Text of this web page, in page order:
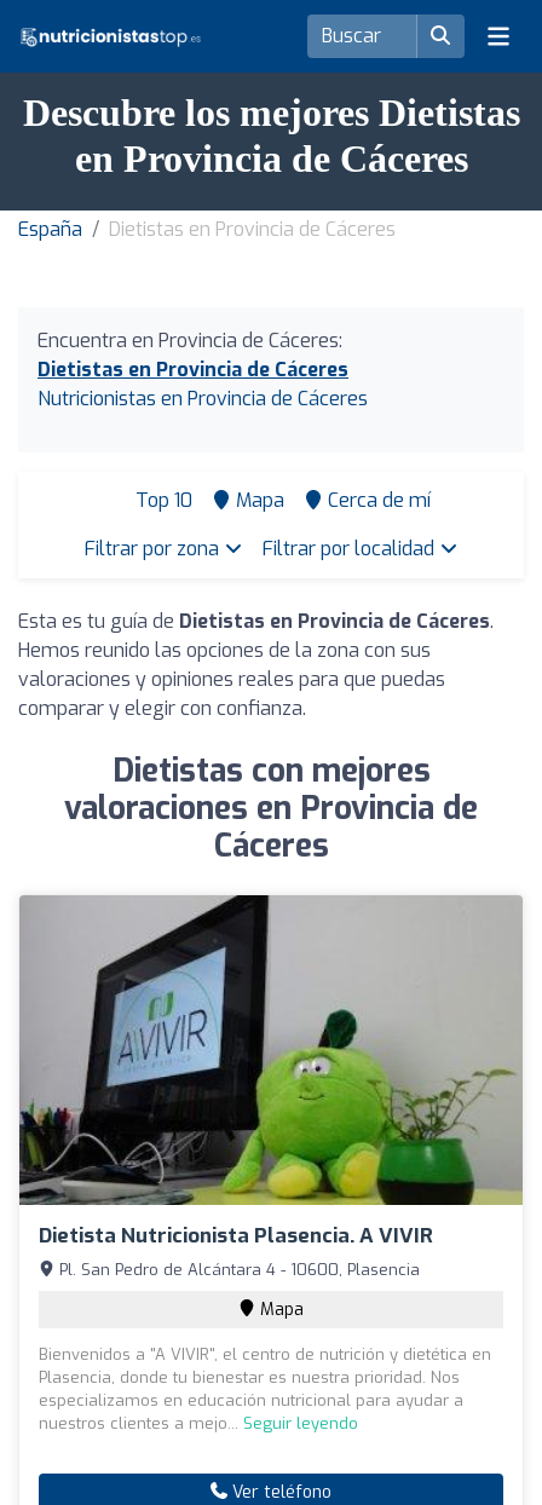
Descubre los mejores Dietistas
en Provincia de Cáceres
España Dietistas en Provincia de Cáceres
Encuentra en Provincia de Cáceres:
Dietistas en Provincia de Cáceres
Nutricionistas en Provincia de Cáceres
Top 10 Mapa
Cerca de mí
Filtrar por zona
Filtrar por localidad
Esta es tu guía de Dietistas en Provincia de Cáceres.
Hemos reunido las opciones de la zona con sus
valoraciones y opiniones reales para que puedas
comparar y elegir con confianza.
Dietistas con mejores
valoraciones en Provincia de
Cáceres
Dietista Nutricionista Plasencia. A VIVIR
Pl. San Pedro de Alcántara 4 - 10600, Plasencia
Mapa
Bienvenidos a "A VIVIR", el centro de nutrición y dietética en
Plasencia, donde tu bienestar es nuestra prioridad. Nos
especializamos en educación nutricional para ayudar a
nuestros clientes a mejo... Seguir leyendo
Ver teléfono